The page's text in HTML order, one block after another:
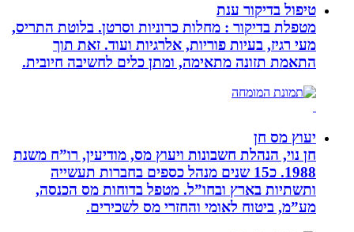
טיפול בדיקור ענת
מטפלת בדיקור : מחלות כרוניות וסרטן. בלוטת התריס,
מעי רגיז, בעיות פוריות, אלרגיות ועוד. זאת תוך
התאמת תזונה מתאימה, ומתן כלים לחשיבה חיובית.
יעוץ מס חן
חן נוי, הנהלת חשבונות ויעוץ מס, מודיעין, רו”ח משנת
1988. כ15 שנים מנהל כספים בחברות תעשייה
ותשתיות בארץ ובחו”ל. מטפל בדוחות מס הכנסה,
מע”מ, ביטוח לאומי והחזרי מס לשכירים.